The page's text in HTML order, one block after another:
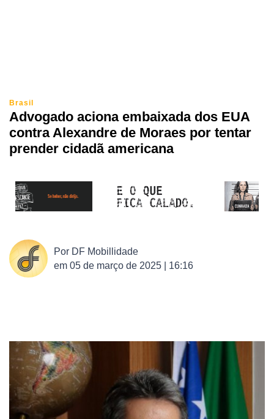
Brasil
Advogado aciona embaixada dos EUA
contra Alexandre de Moraes por tentar
prender cidadã americana
Por DF Mobillidade
em 05 de março de 2025 | 16:16